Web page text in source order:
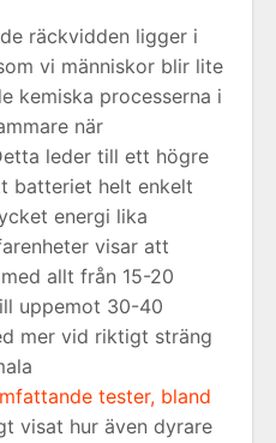
räckvidden ligger i
vi människor blir lite
kemiska processerna i
när
leder till ett högre
batteriet helt enkelt
energi lika
visar att
allt från 15-20
uppemot 30-40
mer vid riktigt sträng
tester, bland
visat hur även dyrare